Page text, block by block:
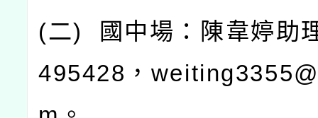
(二)
國中場：陳韋婷助
495428 ，